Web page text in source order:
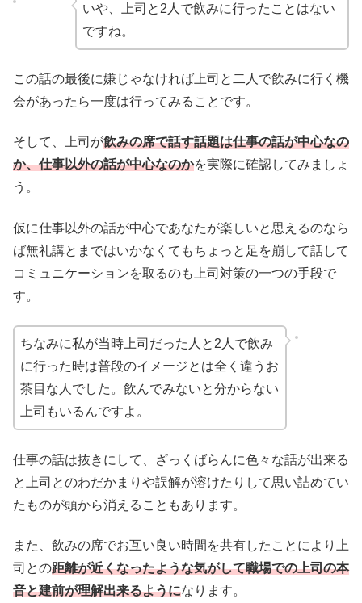
いや、上司と2人で飲みに行ったことはない
ですね。
この話の最後に嫌じゃなければ上司と二人で飲みに行く機
会があったら一度は行ってみることです。
そして、上司が飲みの席で話す話題は仕事の話が中心なの
か、仕事以外の話が中心なのかを実際に確認してみましょ
う。
仮に仕事以外の話が中心であなたが楽しいと思えるのなら
ば無礼講とまではいかなくてもちょっと足を崩して話して
コミュニケーションを取るのも上司対策の一つの手段で
す。
ちなみに私が当時上司だった人と2人で飲み
に行った時は普段のイメージとは全く違うお
茶目な人でした。飲んでみないと分からない
上司もいるんですよ。
仕事の話は抜きにして、ざっくばらんに色々な話が出来る
と上司とのわだかまりや誤解が溶けたりして思い詰めてい
たものが頭から消えることもあります。
また、飲みの席でお互い良い時間を共有したことにより上
司との距離が近くなったような気がして職場での上司の本
音と建前が理解出来るようになります。